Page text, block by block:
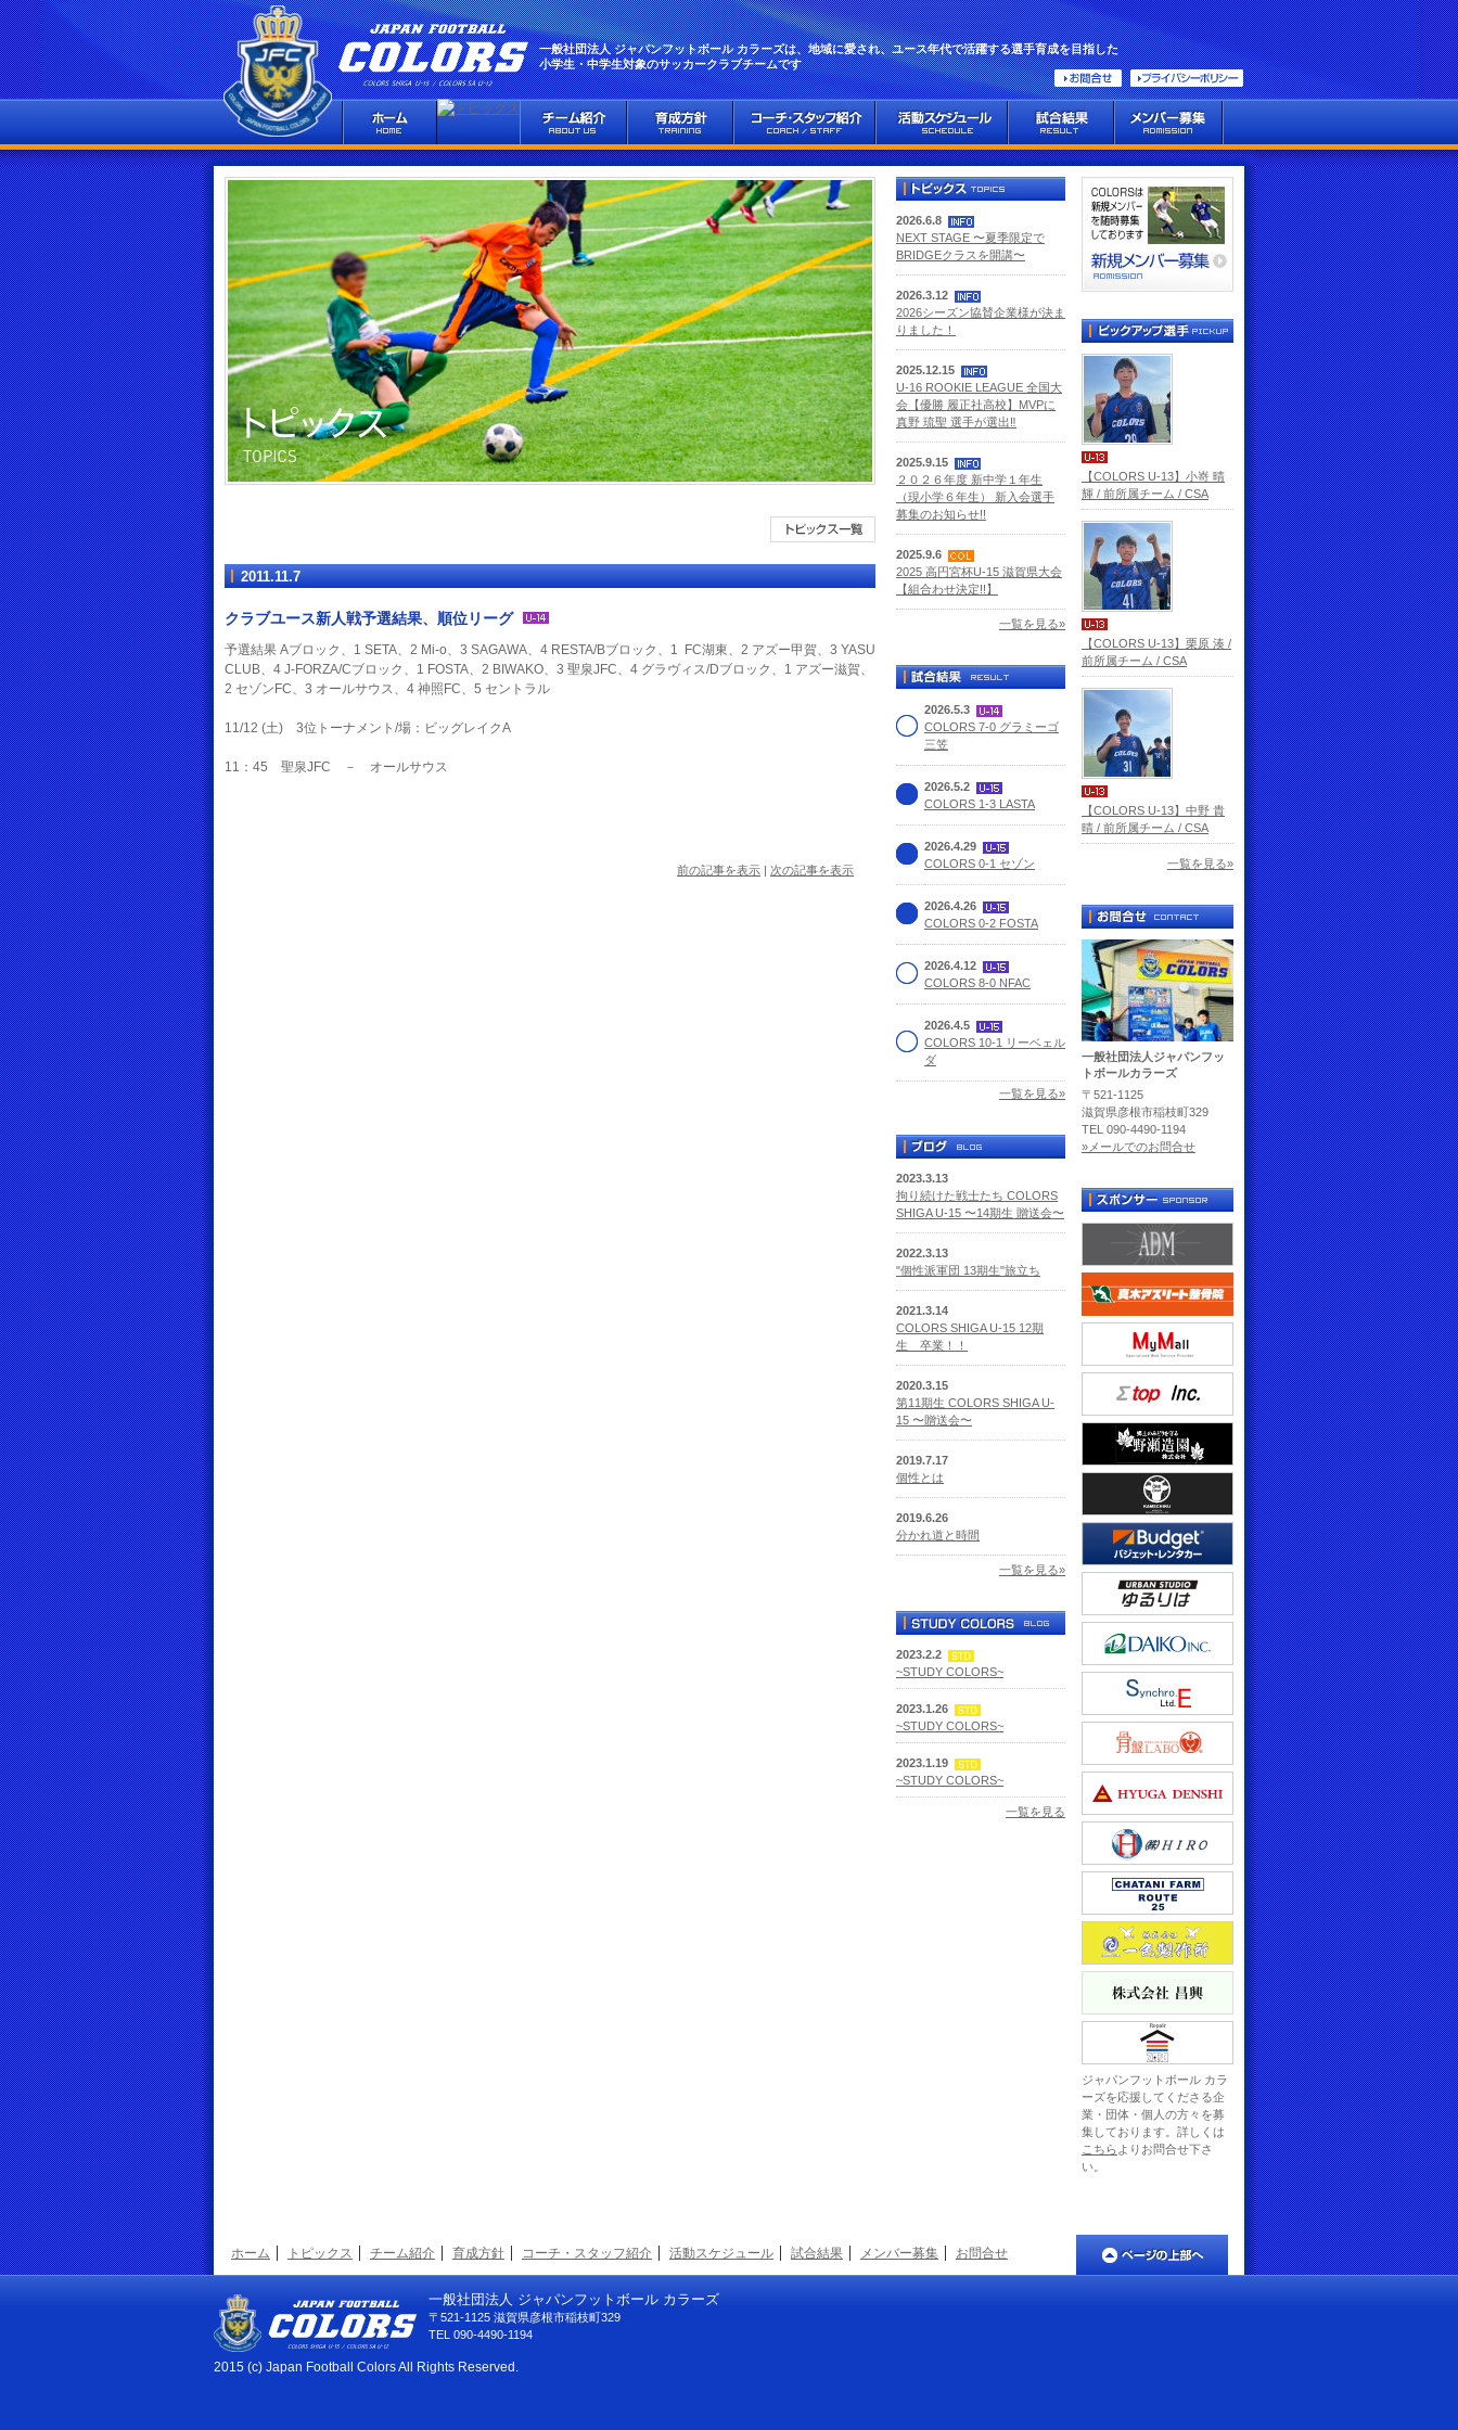
一般社団法人 ジャパンフットボール カラーズは、地域に愛され、ユース年代で活躍する選手育成を目指した
小学生・中学生対象のサッカークラブチームです
2011.11.7
クラブユース新人戦予選結果、順位リーグ
予選結果 Aブロック、1 SETA、2 Mi-o、3 SAGAWA、4 RESTA/Bブロック、1 FC湖東、2 アズー甲賀、3 YASU
CLUB、4 J-FORZA/Cブロック、1 FOSTA、2 BIWAKO、3 聖泉JFC、4 グラヴィス/Dブロック、1 アズー滋賀、
2 セゾンFC、3 オールサウス、4 神照FC、5 セントラル
11/12 (土) 3位トーナメント/場：ビッグレイクA
11：45 聖泉JFC － オールサウス
前の記事を表示 | 次の記事を表示
2026.6.8
NEXT STAGE 〜夏季限定で
BRIDGEクラスを開講〜
2026.3.12
2026シーズン協賛企業様が決ま
りました！
2025.12.15
U-16 ROOKIE LEAGUE 全国大
会【優勝 履正社高校】MVPに
真野 琉聖 選手が選出‼️
2025.9.15
２０２６年度 新中学１年生
（現小学６年生） 新入会選手
募集のお知らせ!!
2025.9.6
2025 高円宮杯U-15 滋賀県大会
【組合わせ決定!!】
一覧を見る»
2026.5.3
COLORS 7-0 グラミーゴ
三笠
2026.5.2
COLORS 1-3 LASTA
2026.4.29
COLORS 0-1 セゾン
2026.4.26
COLORS 0-2 FOSTA
2026.4.12
COLORS 8-0 NFAC
2026.4.5
COLORS 10-1 リーベェル
ダ
一覧を見る»
2023.3.13
拘り続けた戦士たち COLORS
SHIGA U-15 〜14期生 贈送会〜
2022.3.13
"個性派軍団 13期生"旅立ち
2021.3.14
COLORS SHIGA U-15 12期
生 卒業！！
2020.3.15
第11期生 COLORS SHIGA U-
15 〜贈送会〜
2019.7.17
個性とは
2019.6.26
分かれ道と時間
一覧を見る»
2023.2.2
~STUDY COLORS~
2023.1.26
~STUDY COLORS~
2023.1.19
~STUDY COLORS~
一覧を見る
【COLORS U-13】小嵜 晴
輝 / 前所属チーム / CSA
【COLORS U-13】栗原 湊 /
前所属チーム / CSA
【COLORS U-13】中野 貴
晴 / 前所属チーム / CSA
一覧を見る»
一般社団法人ジャパンフッ
トボールカラーズ
〒521-1125
滋賀県彦根市稲枝町329
TEL 090-4490-1194
»メールでのお問合せ
ジャパンフットボール カラ
ーズを応援してくださる企
業・団体・個人の方々を募
集しております。詳しくは
こちら よりお問合せ下さ
い。
ホーム トピックス チーム紹介 育成方針 コーチ・スタッフ紹介 活動スケジュール 試合結果 メンバー募集 お問合せ
一般社団法人 ジャパンフットボール カラーズ
〒521-1125 滋賀県彦根市稲枝町329
TEL 090-4490-1194
2015 (c) Japan Football Colors All Rights Reserved.